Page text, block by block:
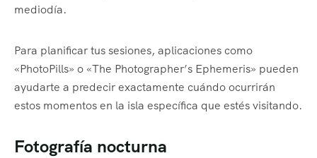
mediodía.
Para planificar tus sesiones, aplicaciones como
«PhotoPills» o «The Photographer’s Ephemeris» pueden
ayudarte a predecir exactamente cuándo ocurrirán
estos momentos en la isla específica que estés visitando.
Fotografía nocturna